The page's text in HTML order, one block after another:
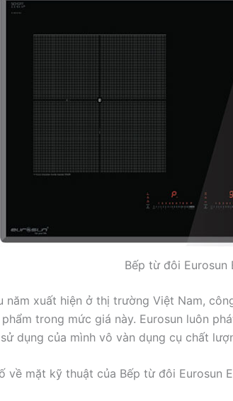
Bếp từ đôi Eurosun
năm xuất hiện ở thị trường Việt Nam,
trong mức giá này. Eurosun luôn
dụng của mình vô vàn dụng cụ chất
về mặt kỹ thuật của Bếp từ đôi Eurosun